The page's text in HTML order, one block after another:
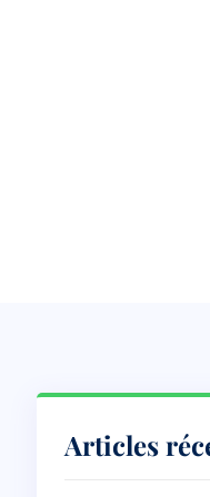
Articles